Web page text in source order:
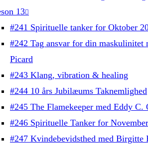
13
#241 Spirituelle tanker for Oktober
#242 Tag ansvar for din maskulinitet
Picard
#243 Klang, vibration & healing
#244 10 års Jubilæums Taknemlighed
#245 The Flamekeeper med Eddy C.
#246 Spirituelle Tanker for
#247 Kvindebevidsthed med Birgitte